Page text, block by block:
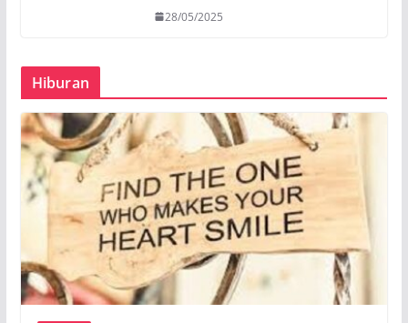
28/05/2025
Hiburan